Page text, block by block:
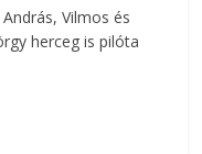
Vilmos és
herceg is pilóta